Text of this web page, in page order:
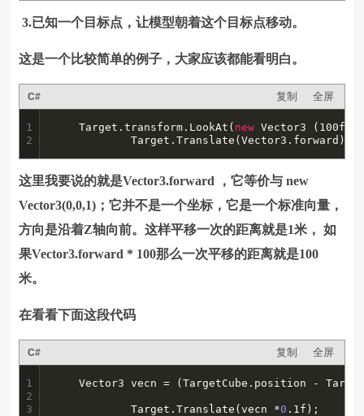
3.已知一个目标点，让模型朝着这个目标点移动。
这是一个比较简单的例子，大家应该都能看明白。
C# 复制 全屏
1
2
	Target.transform.LookAt(
new Vector3
			Target.Translate(Vector3.forward);
这里我要说的就是Vector3.forward ，它等价与 new
Vector3(0,0,1)；它并不是一个坐标，它是一个标准向量，
方向是沿着Z轴向前。这样平移一次的距离就是1米， 如
果Vector3.forward * 100那么一次平移的距离就是100
米。
在看看下面这段代码
C# 复制 全屏
1
2
3
	Vector3 vecn = (TargetCube.position - Target.position).normalized;
			Target.Translate(vecn *
0 .1f);